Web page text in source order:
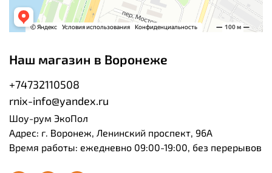
Наш магазин в Воронеже
+74732110508
rnix-info@yandex.ru
Шоу-рум ЭкоПол
Адрес: г. Воронеж, Ленинский проспект, 96А
Время работы: ежедневно 09:00-19:00, без перерывов